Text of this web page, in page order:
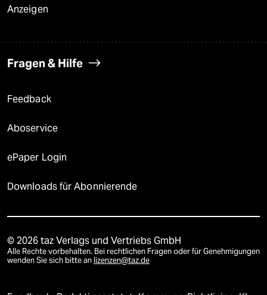
Anzeigen
Fragen & Hilfe
Feedback
Aboservice
ePaper Login
Downloads für Abonnierende
© 2026 taz Verlags und Vertriebs GmbH
Alle Rechte vorbehalten. Bei rechtlichen Fragen oder für Genehmigungen
wenden Sie sich bitte an lizenzen@taz.de